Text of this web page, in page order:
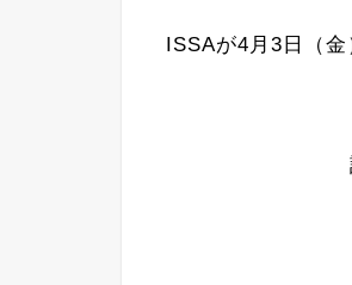
ISSAが4月3日（